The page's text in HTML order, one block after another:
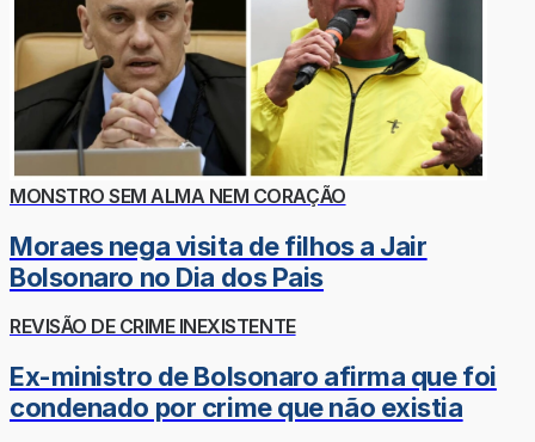
MONSTRO SEM ALMA NEM CORAÇÃO
Moraes nega visita de filhos a Jair
Bolsonaro no Dia dos Pais
REVISÃO DE CRIME INEXISTENTE
Ex-ministro de Bolsonaro afirma que foi
condenado por crime que não existia